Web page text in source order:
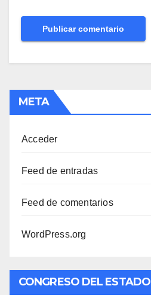
META
Acceder
Feed de entradas
Feed de comentarios
WordPress.org
CONGRESO DEL ESTADO